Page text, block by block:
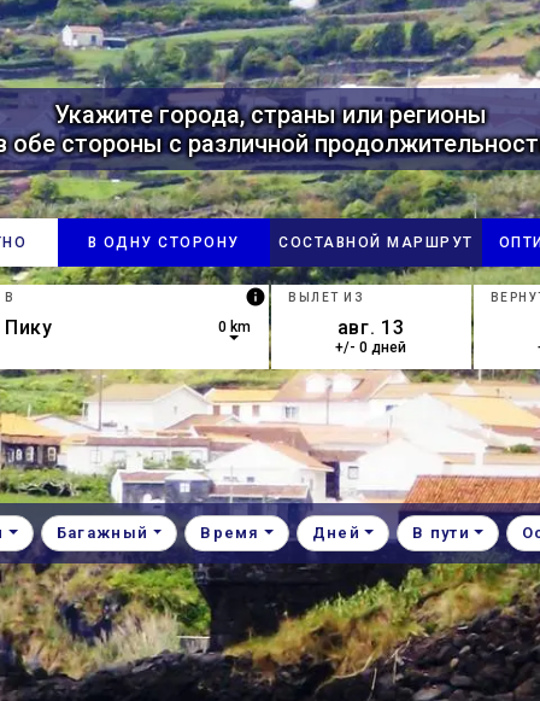
Укажите города, страны или регионы
обе стороны с различной
В ОДНУ СТОРОНУ СОСТАВНОЙ МАРШРУТ
arrow keys to navigate.
are available, use up and down arrow keys to navigate.
В info
0 km
ВЫЛЕТ ИЗ
+/- 0 дней
Багажный Время Дней В пути